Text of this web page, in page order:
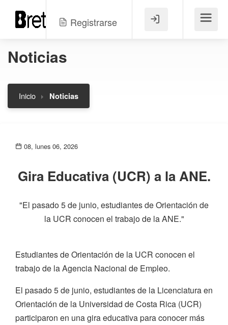
Registrarse Menú
Noticias
Inicio Noticias
08, lunes 06, 2026
Gira Educativa (UCR) a la ANE.
"El pasado 5 de junio, estudiantes de Orientación de
la UCR conocen el trabajo de la ANE."
Estudiantes de Orientación de la UCR conocen el
trabajo de la Agencia Nacional de Empleo.
El pasado 5 de junio, estudiantes de la Licenciatura en
Orientación de la Universidad de Costa Rica (UCR)
participaron en una gira educativa para conocer más